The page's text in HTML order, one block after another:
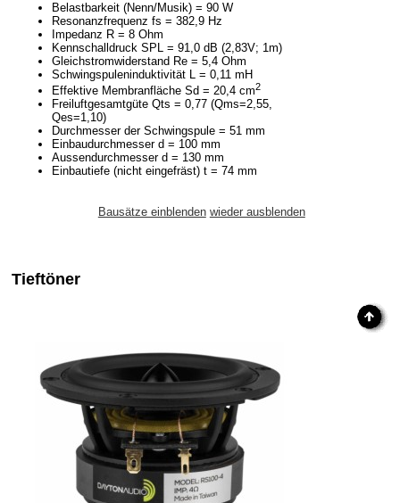
Belastbarkeit (Nenn/Musik) = 90 W
Resonanzfrequenz fs = 382,9 Hz
Impedanz R = 8 Ohm
Kennschalldruck SPL = 91,0 dB (2,83V; 1m)
Gleichstromwiderstand Re = 5,4 Ohm
Schwingspuleninduktivität L = 0,11 mH
Effektive Membranfläche Sd = 20,4 cm2
Freiluftgesamtgüte Qts = 0,77 (Qms=2,55,
Qes=1,10)
Durchmesser der Schwingspule = 51 mm
Einbaudurchmesser d = 100 mm
Aussendurchmesser d = 130 mm
Einbautiefe (nicht eingefräst) t = 74 mm
Bausätze einblenden wieder ausblenden
Tieftöner